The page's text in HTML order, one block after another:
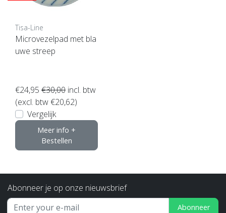
Tisa-Line
Microvezelpad met bla
uwe streep
€24,95 €30,00 incl. btw
(excl. btw €20,62)
Vergelijk
Meer info +
Bestellen
Abonneer je op onze nieuwsbrief
Abonneer